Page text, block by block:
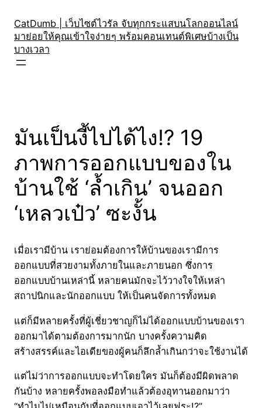
content
CatDumb | เว็บไซต์ไวรัล จับทุกกระแสบนโลกออนไลน์
มาย่อยให้คุณเข้าใจง่ายๆ พร้อมคอนเทนต์พิเศษบ้างเป็น
บางเวลา
มันเป็นงี้ไปได้ไง!? 19
ภาพการออกแบบของใน
บ้านใช้ ‘ล้ำเกิน’ จนออก
‘เหลวเป๋ว’ ซะงั้น
เมื่อเรามีบ้าน เราย่อมต้องการให้บ้านของเรามีการ
ออกแบบที่สวยงามทั้งภายในและภายนอก ซึ่งการ
ออกแบบบ้านเหล่านี้ หลายคนมักจะไว้วางใจให้เหล่า
สถาปนิกและนักออกแบบ ให้เป็นคนจัดการทั้งหมด
แต่ก็มีหลายครั้งที่ผู้เชี่ยวชาญก็ไม่ได้ออกแบบบ้านของเรา
ออกมาได้ตามต้องการมากนัก บางครั้งความคิด
สร้างสรรค์และไอเดียของผู้คนก็ลึกล้ำเกินกว่าจะใช้งานได้
แต่ไม่ว่าการออกแบบจะทำโดยใคร มันก็ต้องมีผิดพลาด
กันบ้าง หลายครั้งพอลงมือทำแล้วต้องอุทานออกมาว่า